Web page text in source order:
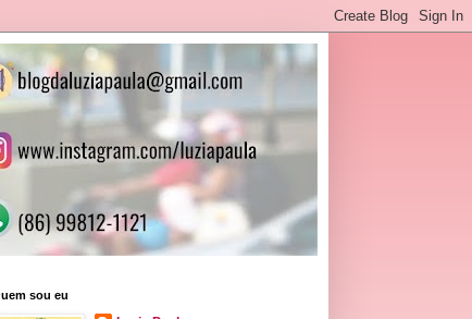
sou eu